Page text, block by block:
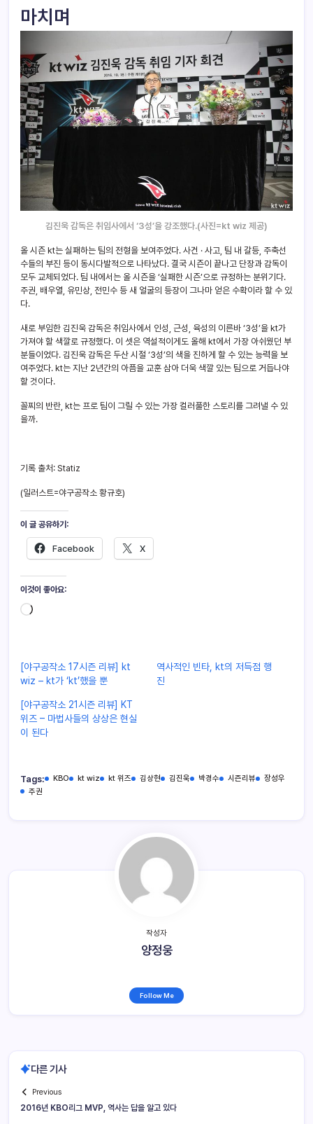
마치며
김진욱 감독은 취임사에서 ‘3성’을 강조했다.(사진=kt wiz 제공)
올 시즌 kt는 실패하는 팀의 전형을 보여주었다. 사건 · 사고, 팀 내 갈등, 주축선
수들의 부진 등이 동시다발적으로 나타났다. 결국 시즌이 끝나고 단장과 감독이
모두 교체되었다. 팀 내에서는 올 시즌을 ‘실패한 시즌’으로 규정하는 분위기다.
주권, 배우열, 유민상, 전민수 등 새 얼굴의 등장이 그나마 얻은 수확이라 할 수 있
다.
새로 부임한 김진욱 감독은 취임사에서 인성, 근성, 육성의 이른바 ‘3성’을 kt가
가져야 할 색깔로 규정했다. 이 셋은 역설적이게도 올해 kt에서 가장 아쉬웠던 부
분들이었다. 김진욱 감독은 두산 시절 ‘3성’의 색을 진하게 할 수 있는 능력을 보
여주었다. kt는 지난 2년간의 아픔을 교훈 삼아 더욱 색깔 있는 팀으로 거듭나야
할 것이다.
꼴찌의 반란, kt는 프로 팀이 그릴 수 있는 가장 컬러풀한 스토리를 그려낼 수 있
을까.
기록 출처: Statiz
(일러스트=야구공작소 황규호)
이 글 공유하기:
Facebook X
이것이 좋아요:
[야구공작소 17시즌 리뷰] kt
wiz – kt가 ‘kt’했을 뿐
역사적인 빈타, kt의 저득점 행
진
[야구공작소 21시즌 리뷰] KT
위즈 – 마법사들의 상상은 현실
이 된다
Tags: KBO kt wiz kt 위즈 김상현 김진욱 박경수 시즌리뷰
장성우
주권
작성자
양정웅
Follow Me
다른 기사
Previous
2016년 KBO리그 MVP, 역사는 답을 알고 있다